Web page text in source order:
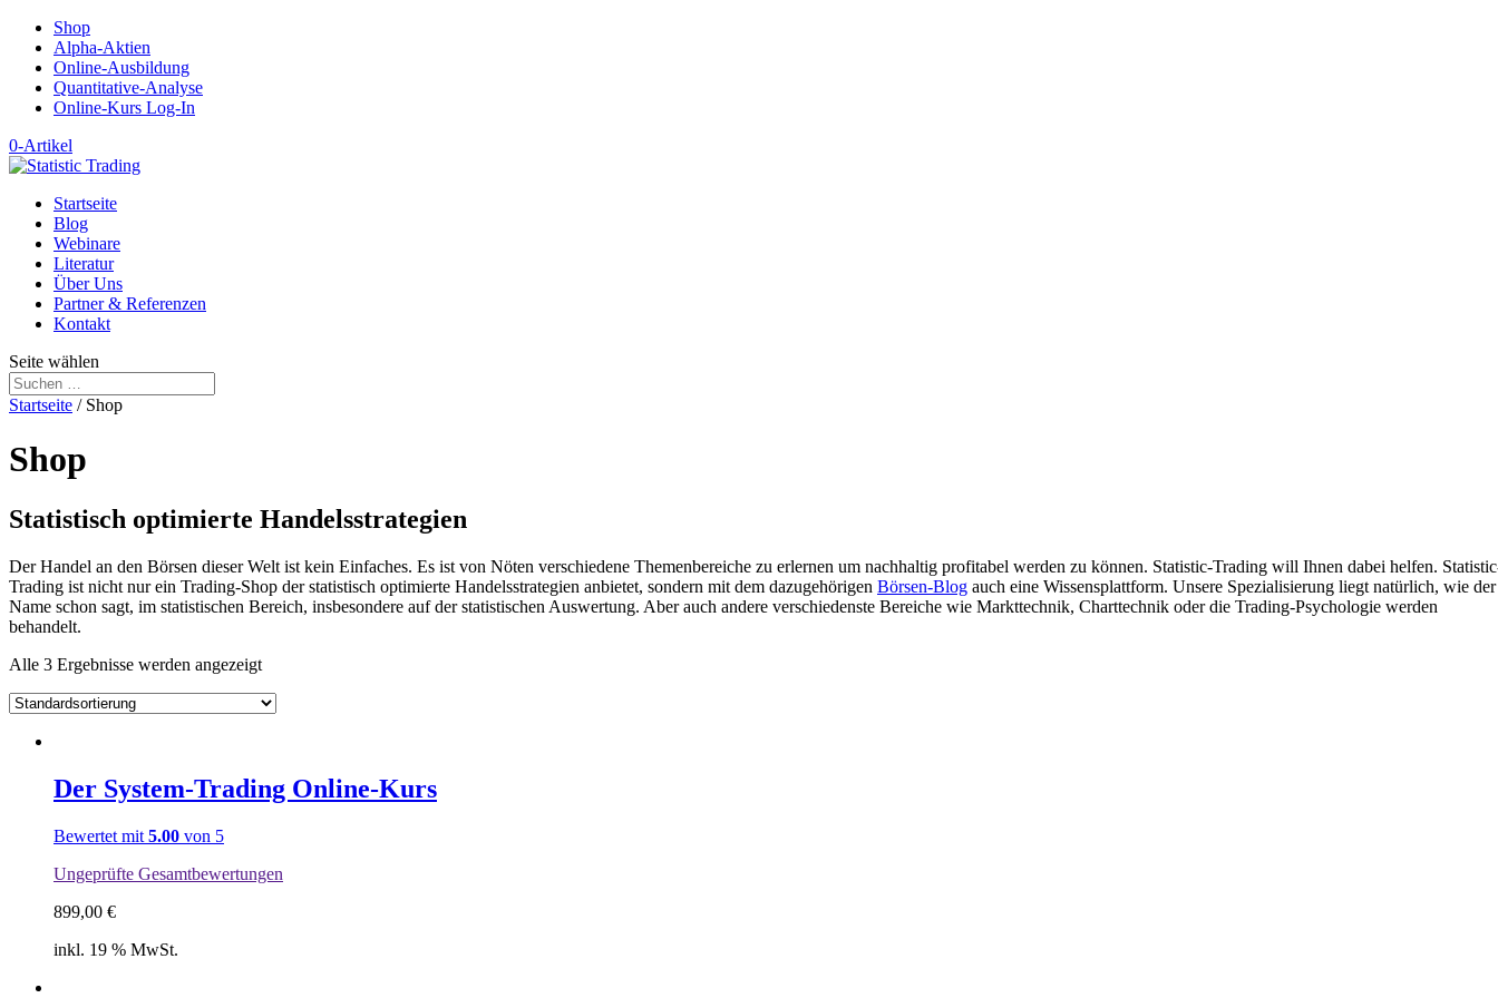
Shop
Alpha-Aktien
Online-Ausbildung
Quantitative-Analyse
Online-Kurs Log-In
0-Artikel
Startseite
Blog
Webinare
Literatur
Über Uns
Partner & Referenzen
Kontakt
Seite wählen
Startseite / Shop
Shop
Statistisch optimierte Handelsstrategien
Der Handel an den Börsen dieser Welt ist kein Einfaches. Es ist von Nöten verschiedene Themenbereiche zu erlernen um nachhaltig profitabel werden zu können. Statistic-Trading will Ihnen dabei helfen.
Trading ist nicht nur ein Trading-Shop der statistisch optimierte Handelsstrategien anbietet, sondern mit dem dazugehörigen Börsen-Blog auch eine Wissensplattform. Unsere Spezialisierung liegt natürlich, wie der
Name schon sagt, im statistischen Bereich, insbesondere auf der statistischen Auswertung. Aber auch andere verschiedenste Bereiche wie Markttechnik, Charttechnik oder die Trading-Psychologie werden
behandelt.
Alle 3 Ergebnisse werden angezeigt
Der System-Trading Online-Kurs
Bewertet mit 5.00 von 5
Ungeprüfte Gesamtbewertungen
899,00 €
inkl. 19 % MwSt.